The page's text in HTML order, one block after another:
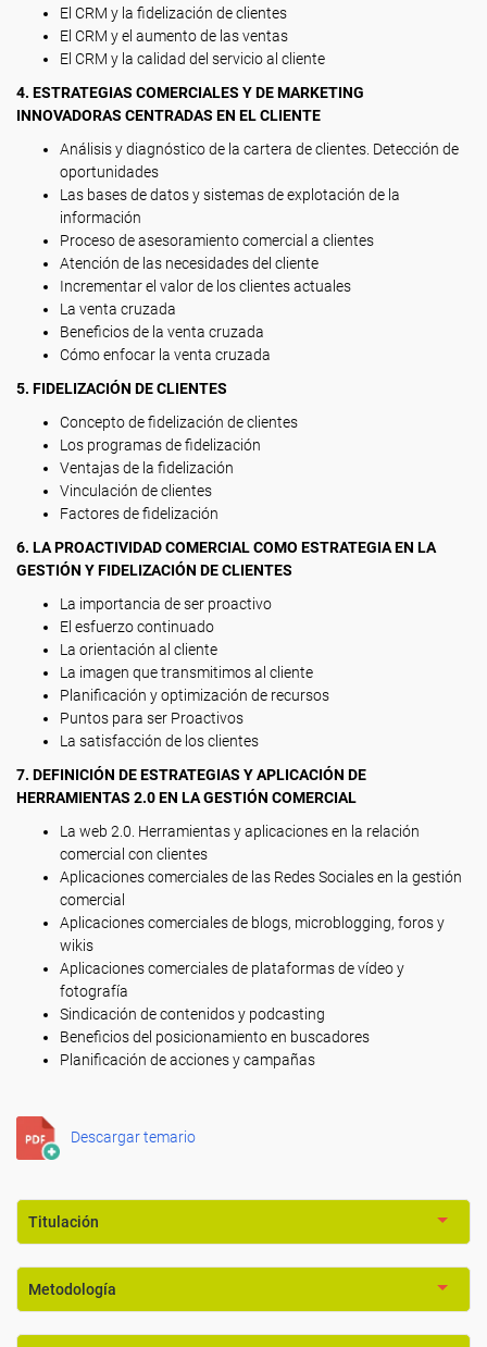
El CRM y la fidelización de clientes
El CRM y el aumento de las ventas
El CRM y la calidad del servicio al cliente
4. ESTRATEGIAS COMERCIALES Y DE MARKETING
INNOVADORAS CENTRADAS EN EL CLIENTE
Análisis y diagnóstico de la cartera de clientes. Detección de
oportunidades
Las bases de datos y sistemas de explotación de la
información
Proceso de asesoramiento comercial a clientes
Atención de las necesidades del cliente
Incrementar el valor de los clientes actuales
La venta cruzada
Beneficios de la venta cruzada
Cómo enfocar la venta cruzada
5. FIDELIZACIÓN DE CLIENTES
Concepto de fidelización de clientes
Los programas de fidelización
Ventajas de la fidelización
Vinculación de clientes
Factores de fidelización
6. LA PROACTIVIDAD COMERCIAL COMO ESTRATEGIA EN LA
GESTIÓN Y FIDELIZACIÓN DE CLIENTES
La importancia de ser proactivo
El esfuerzo continuado
La orientación al cliente
La imagen que transmitimos al cliente
Planificación y optimización de recursos
Puntos para ser Proactivos
La satisfacción de los clientes
7. DEFINICIÓN DE ESTRATEGIAS Y APLICACIÓN DE
HERRAMIENTAS 2.0 EN LA GESTIÓN COMERCIAL
La web 2.0. Herramientas y aplicaciones en la relación
comercial con clientes
Aplicaciones comerciales de las Redes Sociales en la gestión
comercial
Aplicaciones comerciales de blogs, microblogging, foros y
wikis
Aplicaciones comerciales de plataformas de vídeo y
fotografía
Sindicación de contenidos y podcasting
Beneficios del posicionamiento en buscadores
Planificación de acciones y campañas
Descargar temario
Titulación
Metodología